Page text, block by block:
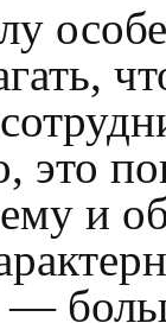
это
и
—